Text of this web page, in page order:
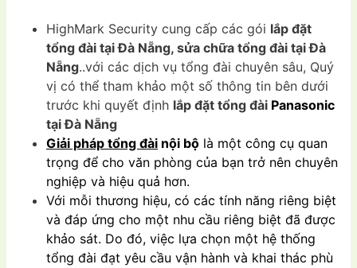
HighMark Security cung cấp các gói lắp đặt
tổng đài tại Đà Nẵng, sửa chữa tổng đài tại Đà
Nẵng..với các dịch vụ tổng đài chuyên sâu, Quý
vị có thể tham khảo một số thông tin bên dưới
trước khi quyết định lắp đặt tổng đài Panasonic
tại Đà Nẵng
Giải pháp tổng đài nội bộ là một công cụ quan
trọng để cho văn phòng của bạn trở nên chuyên
nghiệp và hiệu quả hơn.
Với mỗi thương hiệu, có các tính năng riêng biệt
và đáp ứng cho một nhu cầu riêng biệt đã được
khảo sát. Do đó, việc lựa chọn một hệ thống
tổng đài đạt yêu cầu vận hành và khai thác phù